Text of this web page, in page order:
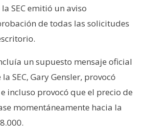
SEC emitió un aviso
de todas las solicitudes
un supuesto mensaje oficial
SEC, Gary Gensler, provocó
incluso provocó que el precio de
momentáneamente hacia la